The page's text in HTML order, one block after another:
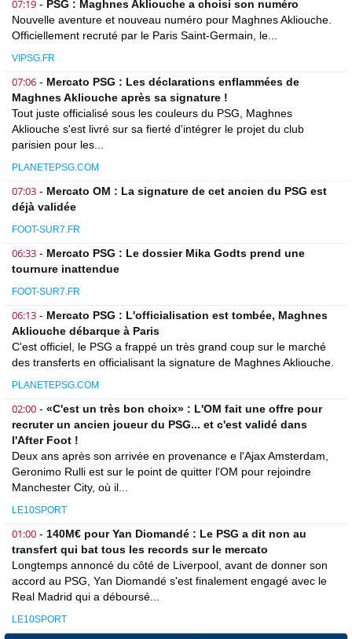
07:19 - PSG : Maghnes Akliouche a choisi son numéro
Nouvelle aventure et nouveau numéro pour Maghnes Akliouche.
Officiellement recruté par le Paris Saint-Germain, le...
VIPSG.FR
07:06 - Mercato PSG : Les déclarations enflammées de
Maghnes Akliouche après sa signature !
Tout juste officialisé sous les couleurs du PSG, Maghnes
Akliouche s'est livré sur sa fierté d'intégrer le projet du club
parisien pour les...
PLANETEPSG.COM
07:03 - Mercato OM : La signature de cet ancien du PSG est
déjà validée
FOOT-SUR7.FR
06:33 - Mercato PSG : Le dossier Mika Godts prend une
tournure inattendue
FOOT-SUR7.FR
06:13 - Mercato PSG : L'officialisation est tombée, Maghnes
Akliouche débarque à Paris
C'est officiel, le PSG a frappé un très grand coup sur le marché
des transferts en officialisant la signature de Maghnes Akliouche.
PLANETEPSG.COM
02:00 - «C'est un très bon choix» : L'OM fait une offre pour
recruter un ancien joueur du PSG... et c'est validé dans
l'After Foot !
Deux ans après son arrivée en provenance e l'Ajax Amsterdam,
Geronimo Rulli est sur le point de quitter l'OM pour rejoindre
Manchester City, où il...
LE10SPORT
01:00 - 140M€ pour Yan Diomandé : Le PSG a dit non au
transfert qui bat tous les records sur le mercato
Longtemps annoncé du côté de Liverpool, avant de donner son
accord au PSG, Yan Diomandé s'est finalement engagé avec le
Real Madrid qui a déboursé...
LE10SPORT